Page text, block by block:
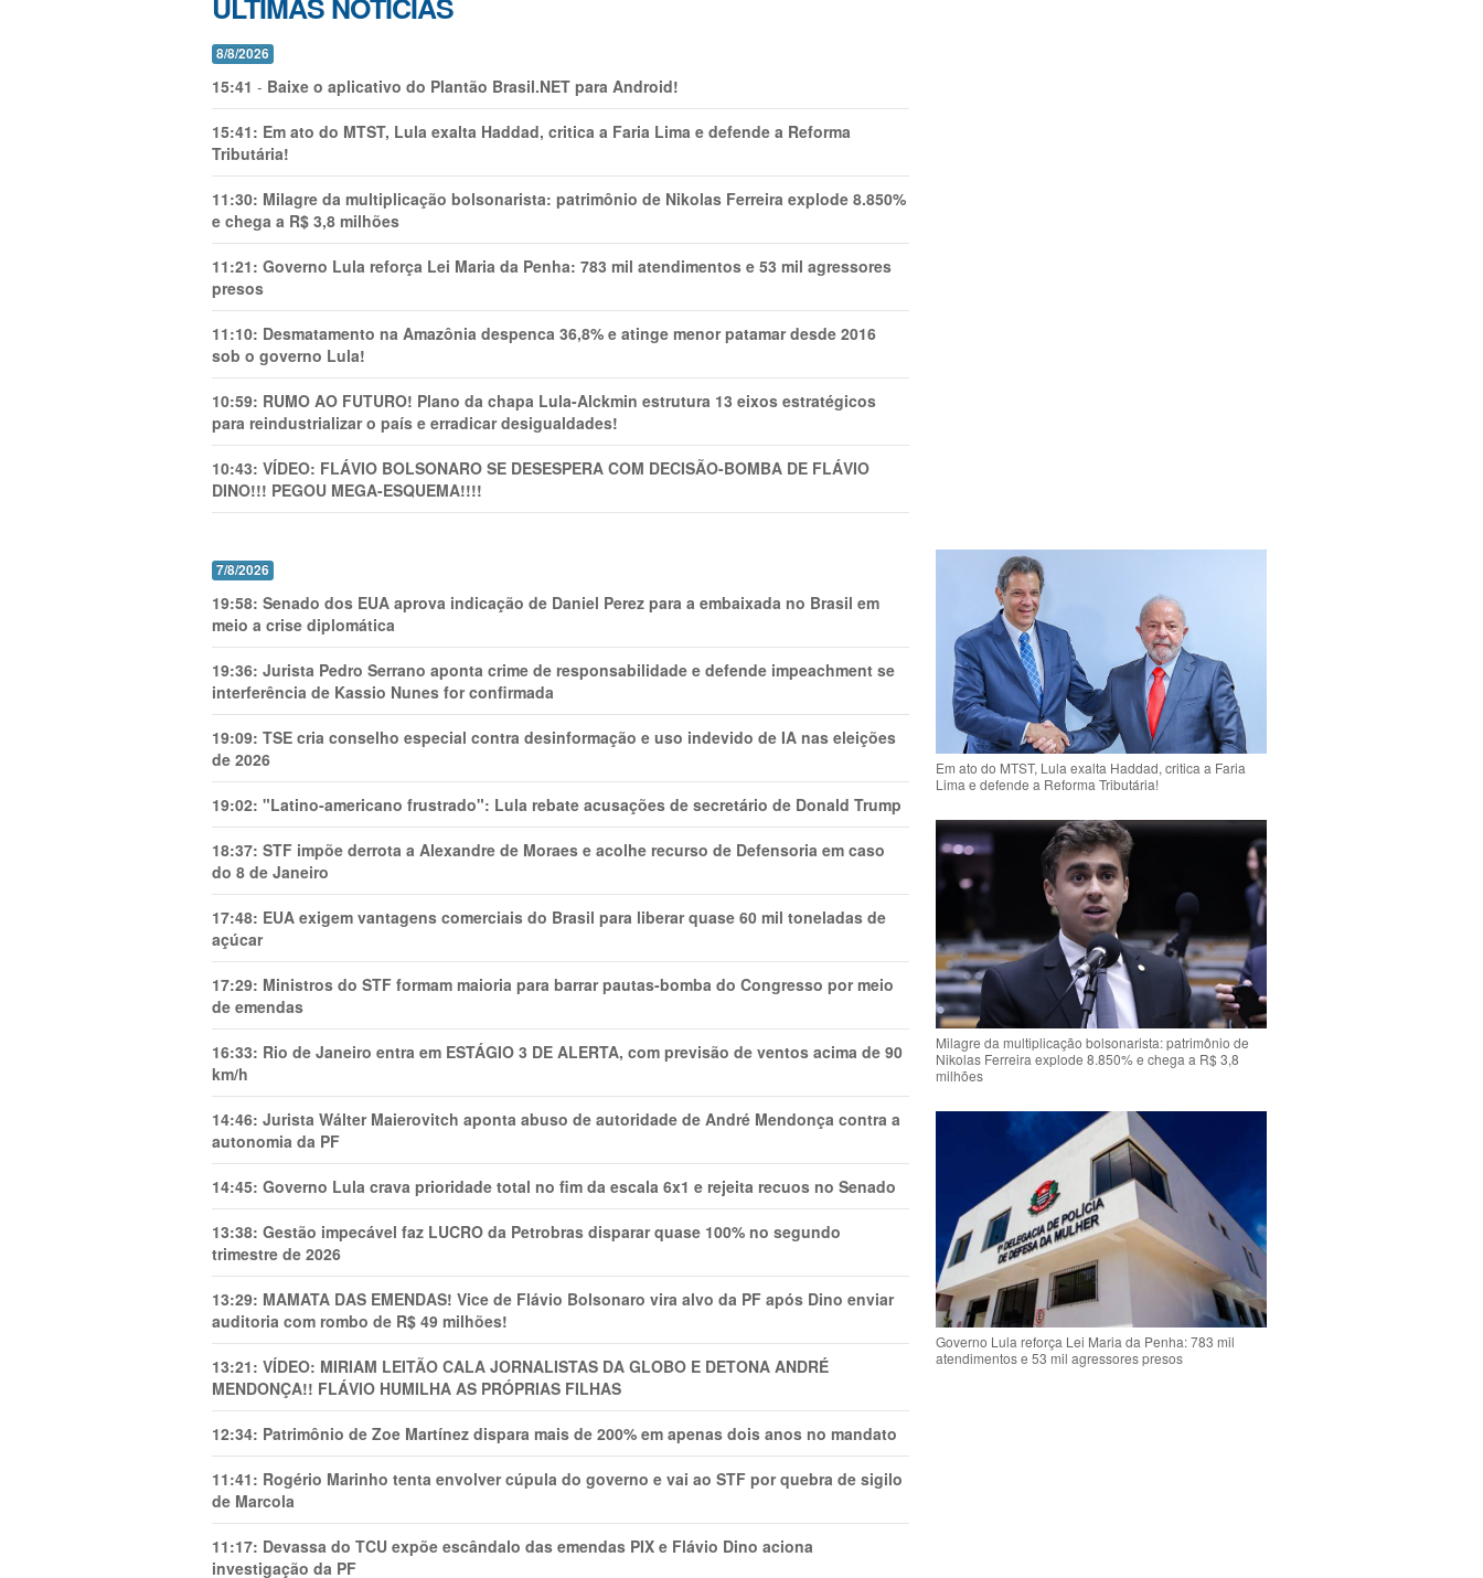
8/8/2026
15:41 - Baixe o aplicativo do Plantão Brasil.NET para Android!
15:41: Em ato do MTST, Lula exalta Haddad, critica a Faria Lima e defende a Reforma
Tributária!
11:30: Milagre da multiplicação bolsonarista: patrimônio de Nikolas Ferreira explode 8.850%
e chega a R$ 3,8 milhões
11:21: Governo Lula reforça Lei Maria da Penha: 783 mil atendimentos e 53 mil agressores
presos
11:10: Desmatamento na Amazônia despenca 36,8% e atinge menor patamar desde 2016
sob o governo Lula!
10:59: RUMO AO FUTURO! Plano da chapa Lula-Alckmin estrutura 13 eixos estratégicos
para reindustrializar o país e erradicar desigualdades!
10:43: VÍDEO: FLÁVIO BOLSONARO SE DESESPERA COM DECISÃO-BOMBA DE FLÁVIO
DINO!!! PEGOU MEGA-ESQUEMA!!!!
7/8/2026
19:58: Senado dos EUA aprova indicação de Daniel Perez para a embaixada no Brasil em
meio a crise diplomática
19:36: Jurista Pedro Serrano aponta crime de responsabilidade e defende impeachment se
interferência de Kassio Nunes for confirmada
19:09: TSE cria conselho especial contra desinformação e uso indevido de IA nas eleições
de 2026
19:02: "Latino-americano frustrado": Lula rebate acusações de secretário de Donald Trump
18:37: STF impõe derrota a Alexandre de Moraes e acolhe recurso de Defensoria em caso
do 8 de Janeiro
17:48: EUA exigem vantagens comerciais do Brasil para liberar quase 60 mil toneladas de
açúcar
17:29: Ministros do STF formam maioria para barrar pautas-bomba do Congresso por meio
de emendas
16:33: Rio de Janeiro entra em ESTÁGIO 3 DE ALERTA, com previsão de ventos acima de 90
km/h
14:46: Jurista Wálter Maierovitch aponta abuso de autoridade de André Mendonça contra a
autonomia da PF
14:45: Governo Lula crava prioridade total no fim da escala 6x1 e rejeita recuos no Senado
13:38: Gestão impecável faz LUCRO da Petrobras disparar quase 100% no segundo
trimestre de 2026
13:29: MAMATA DAS EMENDAS! Vice de Flávio Bolsonaro vira alvo da PF após Dino enviar
auditoria com rombo de R$ 49 milhões!
13:21: VÍDEO: MIRIAM LEITÃO CALA JORNALISTAS DA GLOBO E DETONA ANDRÉ
MENDONÇA!! FLÁVIO HUMILHA AS PRÓPRIAS FILHAS
12:34: Patrimônio de Zoe Martínez dispara mais de 200% em apenas dois anos no mandato
11:41: Rogério Marinho tenta envolver cúpula do governo e vai ao STF por quebra de sigilo
de Marcola
11:17: Devassa do TCU expõe escândalo das emendas PIX e Flávio Dino aciona
investigação da PF
Em ato do MTST, Lula exalta Haddad, critica a Faria
Lima e defende a Reforma Tributária!
Milagre da multiplicação bolsonarista: patrimônio de
Nikolas Ferreira explode 8.850% e chega a R$ 3,8
milhões
Governo Lula reforça Lei Maria da Penha: 783 mil
atendimentos e 53 mil agressores presos